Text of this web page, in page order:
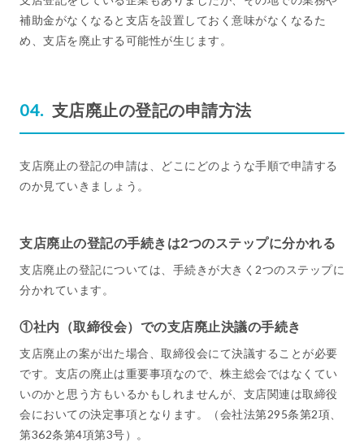
補助金がなくなると支店を設置しておく意味がなくなるた
め、支店を廃止する可能性が生じます。
支店廃止の登記の申請方法
支店廃止の登記の申請は、どこにどのような手順で申請する
のか見ていきましょう。
支店廃止の登記の手続きは2つのステップに分かれる
支店廃止の登記については、手続きが大きく2つのステップに
分かれています。
①社内（取締役会）での支店廃止決議の手続き
支店廃止の案が出た場合、取締役会にて決議することが必要
です。支店の廃止は重要事項なので、株主総会ではなくてい
いのかと思う方もいるかもしれませんが、支店関連は取締役
会においての決定事項となります。（会社法第295条第2項、
第362条第4項第3号）。